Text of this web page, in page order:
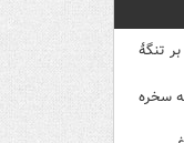
تنگۀ
سخره